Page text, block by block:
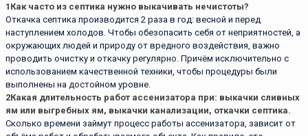
1 Как часто из септика нужно выкачивать нечистоты?
Откачка септика производится 2 раза в год: весной и перед
наступлением холодов. Чтобы обезопасить себя от неприятностей, а
окружающих людей и природу от вредного воздействия, важно
проводить очистку и откачку регулярно. Причём исключительно с
использованием качественной техники, чтобы процедуры были
выполнены на достойном уровне.
2Какая длительность работ ассенизатора при: выкачки сливных
ям или выгребных ям, выкачки канализации, откачки септика.
Сколько времени займут процесс работы ассенизатора, зависит от